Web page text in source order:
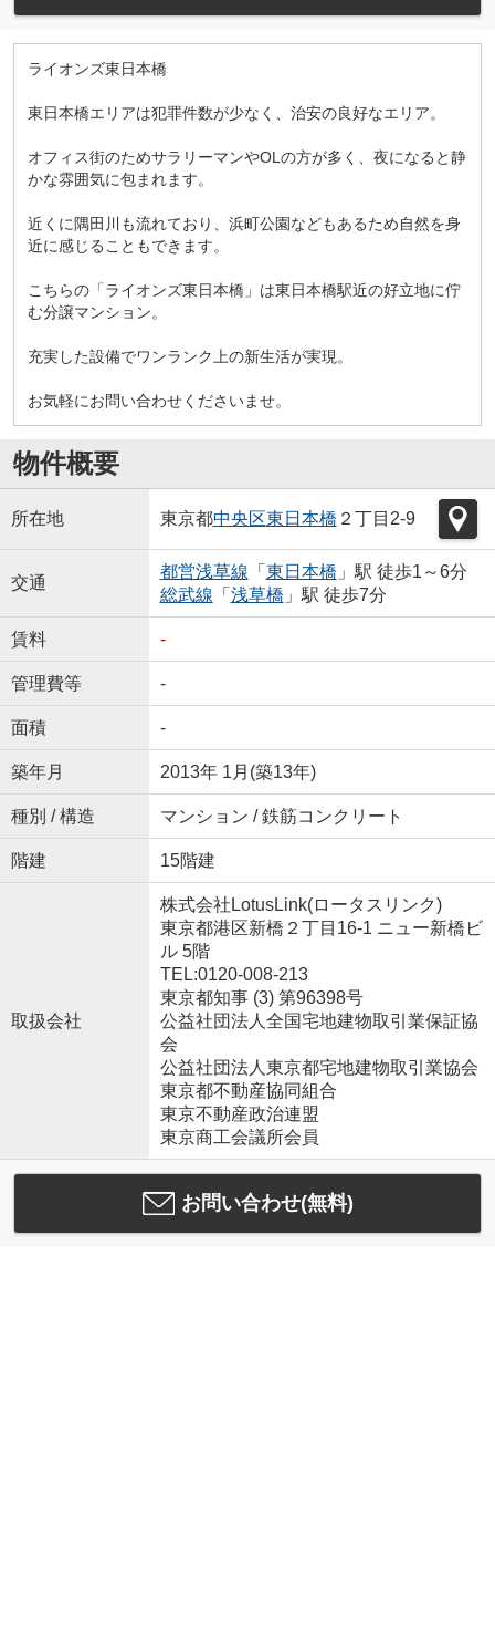
ライオンズ東日本橋
東日本橋エリアは犯罪件数が少なく、治安の良好なエリア。
オフィス街のためサラリーマンやOLの方が多く、夜になると静
かな雰囲気に包まれます。
近くに隅田川も流れており、浜町公園などもあるため自然を身
近に感じることもできます。
こちらの「ライオンズ東日本橋」は東日本橋駅近の好立地に佇
む分譲マンション。
充実した設備でワンランク上の新生活が実現。
お気軽にお問い合わせくださいませ。
物件概要
所在地 東京都中央区東日本橋 ２丁目2-9
交通
都営浅草線 「 東日本橋 」駅 徒歩1～6分
総武線 「 浅草橋 」駅 徒歩7分
賃料 -
管理費等 -
面積 -
築年月 2013年 1月(築13年)
種別 / 構造 マンション / 鉄筋コンクリート
階建 15階建
取扱会社
株式会社LotusLink(ロータスリンク)
東京都港区新橋２丁目16-1 ニュー新橋ビ
ル 5階
TEL:0120-008-213
東京都知事 (3) 第96398号
公益社団法人全国宅地建物取引業保証協
会
公益社団法人東京都宅地建物取引業協会
東京都不動産協同組合
東京不動産政治連盟
東京商工会議所会員
お問い合わせ(無料)